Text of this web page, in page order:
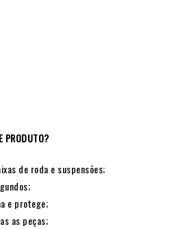
PRODUTO?
de roda e suspensões;
e protege;
as peças;